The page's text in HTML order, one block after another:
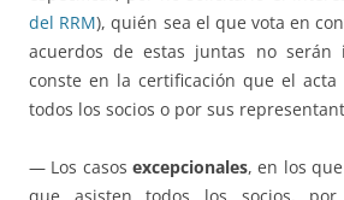
del RRM), quién sea el que vota en
acuerdos de estas juntas no serán
conste en la certificación que el
todos los socios o por sus
— Los casos excepcionales, en los